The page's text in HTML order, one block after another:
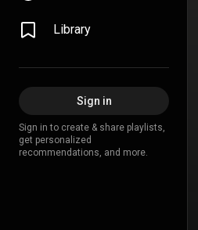
Library
Sign in
Sign in to create & share playlists,
get personalized
recommendations, and more.